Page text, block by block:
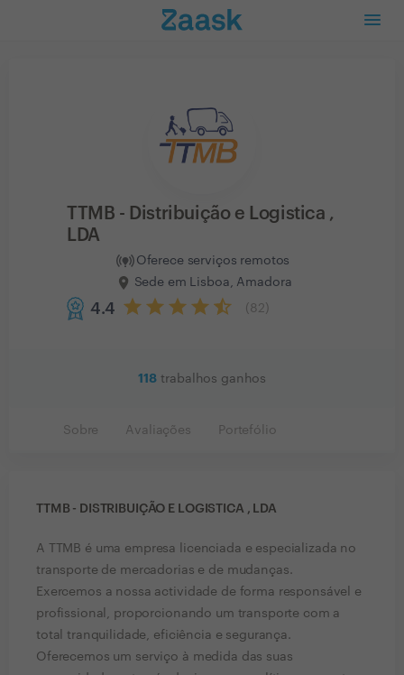
TTMB - Distribuição e Logistica ,
LDA
Oferece serviços remotos
Sede em Lisboa, Amadora
4.4 82
118 trabalhos ganhos
Sobre Avaliações Portefólio
TTMB - DISTRIBUIÇÃO E LOGISTICA , LDA
A TTMB é uma empresa licenciada e especializada no
transporte de mercadorias e de mudanças.
Exercemos a nossa actividade de forma responsável e
profissional, proporcionando um transporte com a
total tranquilidade, eficiência e segurança.
Oferecemos um serviço à medida das suas